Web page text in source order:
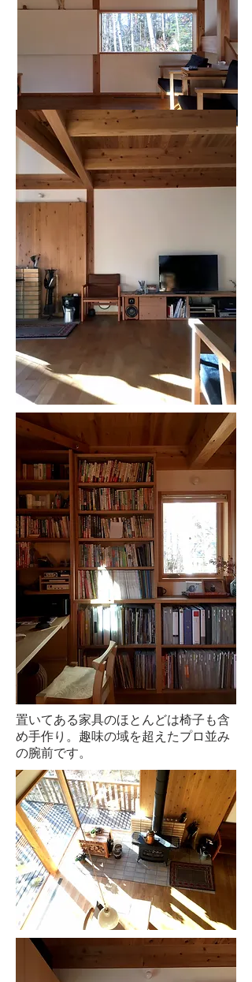
置いてある家具のほとんどは椅子も含
め手作り。趣味の域を超えたプロ並み
の腕前です。